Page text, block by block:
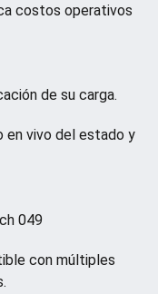
costos operativos
en vivo del estado y
con múltiples